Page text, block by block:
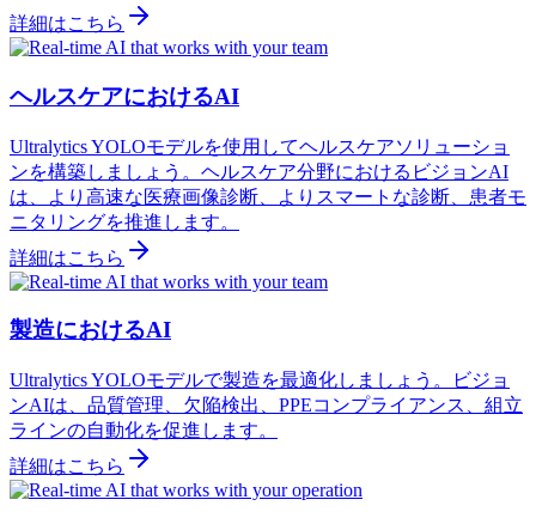
詳細はこちら
ヘルスケアにおけるAI
Ultralytics YOLOモデルを使用してヘルスケアソリューショ
ンを構築しましょう。ヘルスケア分野におけるビジョンAI
は、より高速な医療画像診断、よりスマートな診断、患者モ
ニタリングを推進します。
詳細はこちら
製造におけるAI
Ultralytics YOLOモデルで製造を最適化しましょう。ビジョ
ンAIは、品質管理、欠陥検出、PPEコンプライアンス、組立
ラインの自動化を促進します。
詳細はこちら